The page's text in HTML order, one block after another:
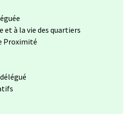
et à la vie des quartiers
Proximité